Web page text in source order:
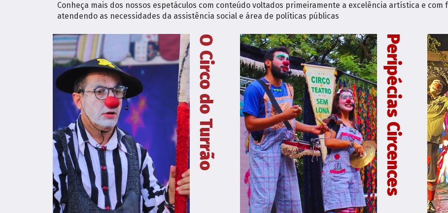
Conheça mais dos nossos espetáculos com conteúdo voltados primeiramente a excelência artística e com
atendendo as necessidades da assistência social e área de políticas públicas
O Circo do Turrão Peripécias Circences